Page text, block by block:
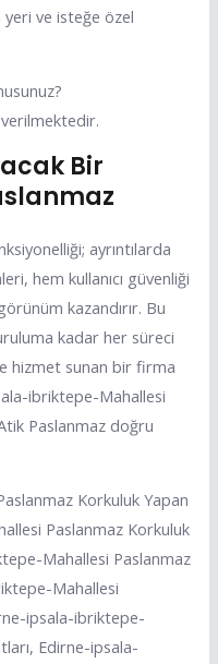
yeri ve isteğe özel
Bir
ayrıntılarda
hem kullanıcı güvenliği
kazandırır. Bu
kadar her süreci
hizmet sunan bir firma
ibriktepe-Mahallesi
Paslanmaz doğru
Korkuluk Yapan
Paslanmaz Korkuluk
Mahallesi Paslanmaz
Mahallesi
ipsala-ibriktepe-
Edirne-ipsala-